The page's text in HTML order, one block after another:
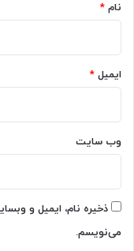
نام *
ایمیل *
وب‌ سایت
ذخیره نام، ایمیل و
می‌نویسم.